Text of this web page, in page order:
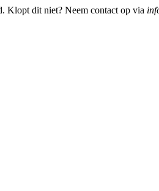
Klopt dit niet? Neem contact op via